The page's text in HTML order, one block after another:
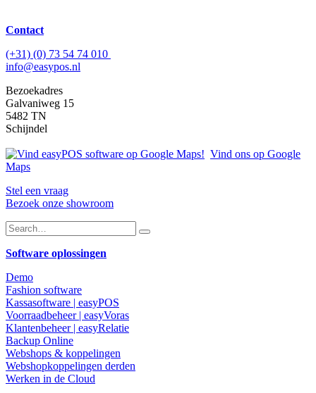
Contact
(+31) (0) 73 54 74 010
info@easypos.nl
Bezoekadres
Galvaniweg 15
5482 TN
Schijndel
Vind ons op Google
Maps
Stel een vraag
Bezoek onze showroom
Software oplossingen
Demo
Fashion software
Kassasoftware | easyPOS
Voorraadbeheer | easyVoras
Klantenbeheer | easyRelatie
Backup Online
Webshops & koppelingen
Webshopkoppelingen derden
Werken in de Cloud